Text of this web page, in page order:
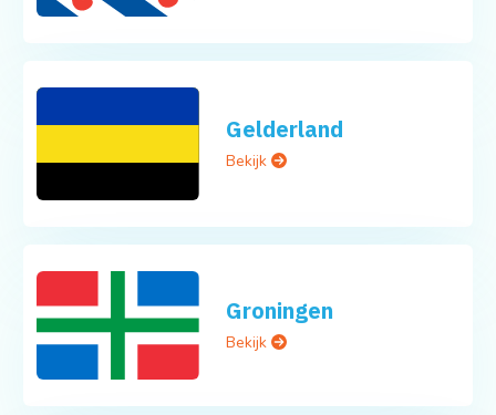
Gelderland
Bekijk
Groningen
Bekijk